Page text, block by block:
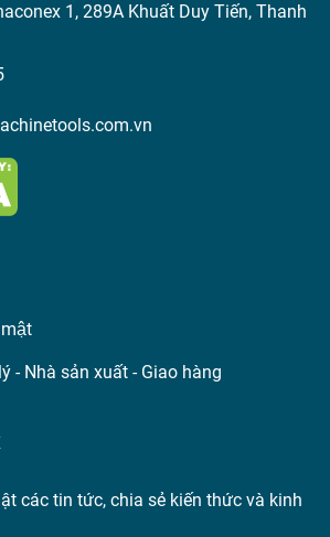
1, 289A Khuất Duy Tiến, Thanh
- Nhà sản xuất - Giao hàng
các tin tức, chia sẻ kiến thức và kinh